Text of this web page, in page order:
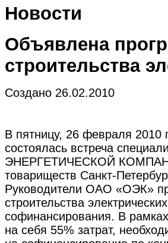
Новости
Объявлена
строительства
Создано 26.02.2010
В пятницу, 26 февраля 2010
состоялась встреча
ЭНЕРГЕТИЧЕСКОЙ
товариществ Санкт-
Руководители ОАО «ОЭК»
строительства
софинансирования. В
на себя 55% затрат,